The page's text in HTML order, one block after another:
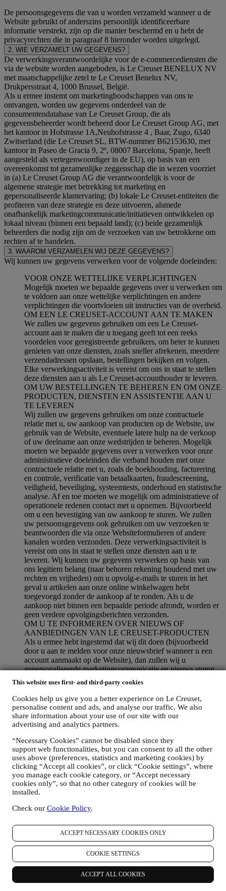
This website uses first- and third-party cookies
Cookies help us give you a better experience on Le Creuset,
personalise content and ads, and analyse our traffic. We also
share information about your use of our site with our
advertising and analytics partners.
“Necessary Cookies” cannot be disabled since they
support web functionalities, but you can consent to all the other
uses above (preferences, statistics and marketing cookies) by
clicking “Accept all cookies”, or click “Cookie settings”, where
you manage each cookie category, or “Accept necessary
cookies only”, so that no other category of cookies will be
installed.
Check our Cookie Policy.
ACCEPT NECESSARY COOKIES ONLY
COOKIE SETTINGS
ACCEPT ALL COOKIES
De persoonsgegevens die van u worden verzameld wanneer u de
Website gebruikt of anderszins persoonlijk identificeerbare
informatie verstrekt, zijn op die manier beschermd en u hebt de
privacyrechten die in paragraaf 8 hieronder worden uitgelegd.
2. WIE VERZAMELT UW GEGEVENS?
De verwerkingsverantwoordelijke voor de e-commercediensten die
via de website worden aangeboden, is Le Creuset BENELUX NV
met maatschappelijke zetel te Le Creuset Benelux NV,
Drukpersstraat 4, 1000 Brussel, België.
Als u ermee instemt om marketingboodschappen van ons te
ontvangen, worden uw gegevens onderdeel van de
consumentendatabase van Le Creuset Group, die als
gegevensbeheerder wordt beheerd door Le Creuset Group AG, met
het kantoor in Hofstrasse 1A,Neuhofstrasse 4 , Baar, Zugo, 6340
Zwitserland (die Le Creuset SL, BTW-nummer B62153630, met
kantoor in Paseo de Gracia 9, 2º, 08007 Barcelona, Spanje, heeft
aangesteld als vertegenwoordiger in de EU), op basis van een
overeenkomst tot gezamenlijke zeggenschap die in wezen voorziet
in (a) Le Creuset Group AG die verantwoordelijk is voor de
algemene strategie met betrekking tot marketing en
gepersonaliseerde klantervaring; (b) lokale Le Creuset-entiteiten die
profiteren van deze strategie en deze uitvoeren, alsmede
onafhankelijk marketingcommunicatie/initiatieven ontwikkelen op
lokaal niveau (binnen een bepaald land); (c) beide gezamenlijk
beheerders die nodig zijn om de verzoeken van uw betrokkene om
rechten af te handelen.
3. WAAROM VERZAMELEN WIJ DEZE GEGEVENS?
Wij kunnen uw gegevens verwerken voor de volgende doeleinden:
VOOR ONZE WETTELIJKE VERPLICHTINGEN
Mogelijk moeten we bepaalde gegevens over u verwerken om
te voldoen aan onze wettelijke verplichtingen en andere
verplichtingen die voortvloeien uit instructies van de overheid.
OM EEN LE CREUSET-ACCOUNT AAN TE MAKEN
We zullen uw gegevens gebruiken om een Le Creuset-
account aan te maken die u toegang geeft tot een reeks
voordelen voor geregistreerde gebruikers, om beter te kunnen
genieten van onze diensten, zoals sneller afrekenen, meerdere
verzendadressen opslaan, bestellingen bekijken en volgen.
Elke verwerkingsactiviteit is vereist om ons in staat te stellen
deze diensten aan u als Le Creuset-accounthouder te leveren.
OM UW BESTELLINGEN TE BEHEREN EN OM ONZE
PRODUCTEN, DIENSTEN EN ASSISTENTIE AAN U
TE LEVEREN
Wij zullen uw gegevens gebruiken om onze contractuele
relatie met u, uw aankoop van producten op de Website, uw
gebruik van de Website, eventuele latere hulp na de verkoop
of uw deelname aan onze wedstrijden te beheren. Mogelijk
moeten we bepaalde gegevens over u verwerken voor onze
administratieve doeleinden die verband houden met onze
contractuele relatie met u, zoals de boekhouding, facturering
en controle, verificatie van betaalkaarten, fraudescreening,
veiligheid, beveiliging, systeemtests, onderhoud en statistische
analyse. Af en toe moeten we mogelijk om administratieve of
operationele redenen contact met u opnemen. Bijvoorbeeld
om u een bevestiging van uw aankoop te sturen. We zullen
uw persoonsgegevens ook gebruiken om uw verzoeken te
beantwoorden die via onze Websiteformulieren of andere
kanalen worden verzonden. Deze verwerkingsactiviteit is
vereist om ons in staat te stellen onze diensten aan u te
leveren. Wij kunnen uw gegevens verwerken op basis van
ons legitiem belang (naar behoren rekening houdend met uw
rechten en vrijheden) om u opvolg-e-mails te sturen in het
geval u artikelen aan onze online winkelwagen hebt
toegevoegd zonder de aankoop af te ronden. Als u de
aankoop niet binnen een bepaalde periode afrondt, worden er
geen verdere opvolgingsberichten verzonden.
OM U TE INFORMEREN OVER NIEUWS OF
AANBIEDINGEN VAN LE CREUSET-PRODUCTEN
Als u ermee hebt ingestemd dat wij dit doen (bijvoorbeeld
door u aan te melden voor onze nieuwsbrief wanneer u een
account aanmaakt op de Website), dan zullen wij u
gepersonaliseerde marketingcommunicatie en nieuws sturen
over initiatieven met betrekking tot Le Creuset die worden
gepromoot door de dochterondernemingen van de groep, en
lokale filialen en partners, die ook afhangen van uw
voorkeuren. Wij zullen contact met u opnemen via e-mail, sms
of sociale media, maar ook via geautomatiseerde middelen.
Dergelijke communicatie zal betrekking hebben op Le
evenementen, wedstrijden, enquêtes, demonstraties die
worden georganiseerd door Le Creuset of speciale
aanbiedingen die u misschien leuk vindt. Deze communicatie
kan voor u worden geselecteerd of op maat worden gemaakt
op basis van de gegevens die we over u hebben, zoals uw
locatie of uw aankoopgeschiedenis of uw voorkeuren voor
onze producten. Wij zullen uw gegevens gebruiken om uw
interesses beter te begrijpen. Dit stelt ons in staat om onze
communicatie te personaliseren om deze relevanter en
interessanter te maken. Er zullen geen andere gevolgen zijn.
Wij verzamelen ook statistieken over het openen van e-mail
en klikgedrag met behulp van de in de sector gangbare
technologieën om ons te helpen onze nieuwsbrieven te
volgen. Deze verwerking is gebaseerd op uw toestemming
om gepersonaliseerde marketingcommunicatie van ons te
ontvangen. De keuze om aan te melden kan worden